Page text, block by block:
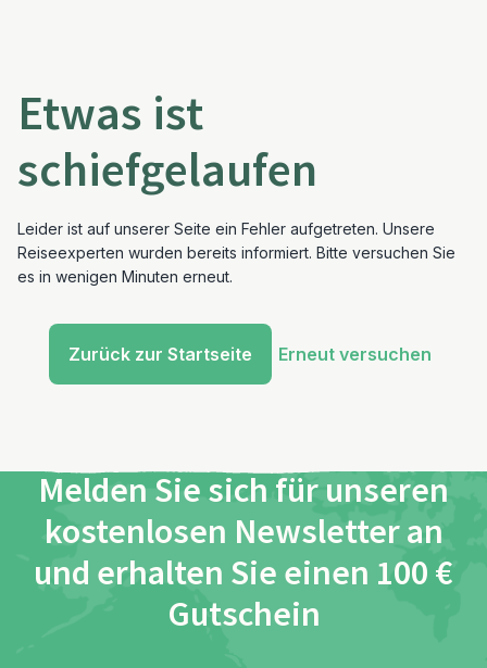
Etwas ist
schiefgelaufen
Leider ist auf unserer Seite ein Fehler aufgetreten. Unsere
Reiseexperten wurden bereits informiert. Bitte versuchen Sie
es in wenigen Minuten erneut.
Zurück zur Startseite Erneut versuchen
Melden Sie sich für unseren
kostenlosen Newsletter an
und erhalten Sie einen 100 €
Gutschein